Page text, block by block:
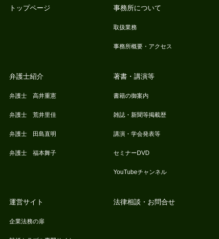
トップページ 事務所について
取扱業務
事務所概要・アクセス
弁護士紹介
弁護士 高井重憲
弁護士 荒井里佳
弁護士 田島直明
弁護士 福本舞子
著書・講演等
書籍の御案内
雑誌・新聞等掲載歴
講演・学会発表等
セミナーDVD
YouTubeチャンネル
運営サイト
企業法務の扉
法律相談・お問合せ